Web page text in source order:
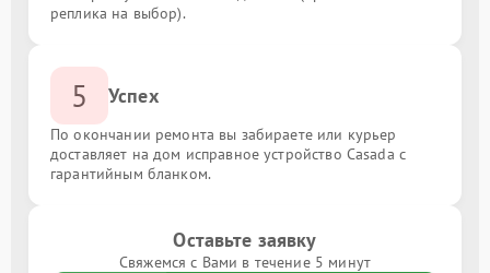
реплика на выбор).
5 Успех
По окончании ремонта вы забираете или курьер
доставляет на дом исправное устройство Casada с
гарантийным бланком.
Оставьте заявку
Свяжемся с Вами в течение 5 минут